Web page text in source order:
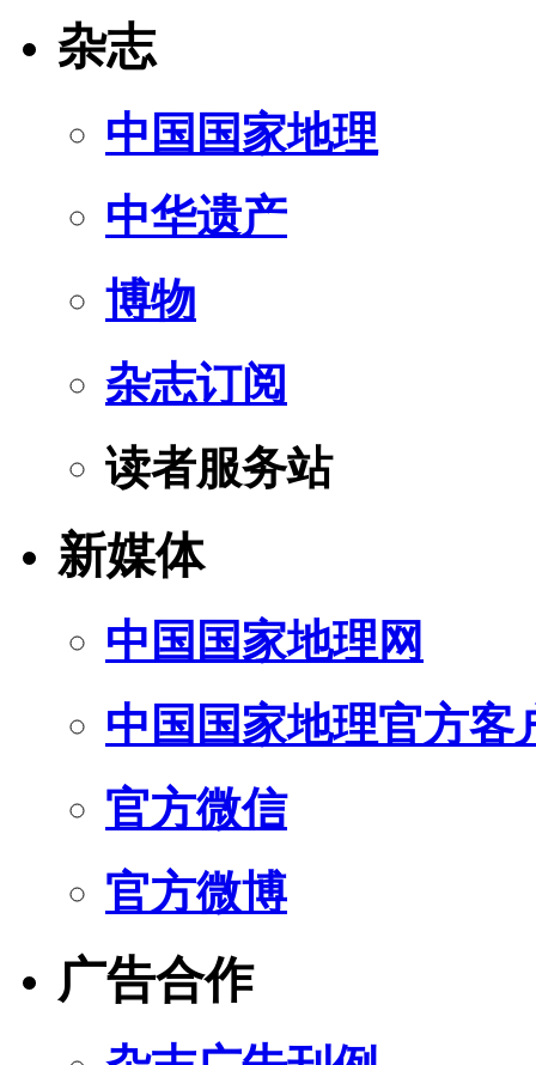
杂志
中国国家地理
中华遗产
博物
杂志订阅
读者服务站
新媒体
中国国家地理网
中国国家地理官方客
官方微信
官方微博
广告合作